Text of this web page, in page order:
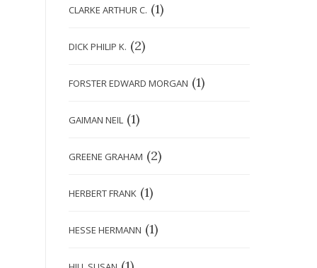
CLARKE ARTHUR C. (1)
DICK PHILIP K. (2)
FORSTER EDWARD MORGAN (1)
GAIMAN NEIL (1)
GREENE GRAHAM (2)
HERBERT FRANK (1)
HESSE HERMANN (1)